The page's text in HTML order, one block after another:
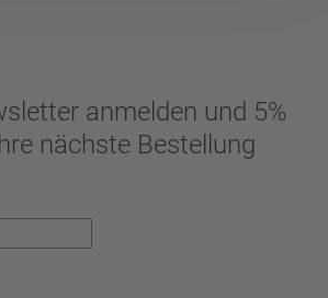
anmelden und 5%
nächste Bestellung